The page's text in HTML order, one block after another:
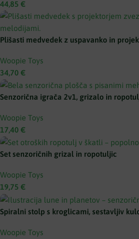
44,85 €
Plišasti medvedek z uspavanko in
Woopie Toys
34,70 €
Senzorična igrača 2v1, grizalo in
Woopie Toys
17,40 €
Set senzoričnih grizal in ropotuljic
Woopie Toys
19,75 €
Spiralni stolp s kroglicami, sestavljiv
Woopie Toys